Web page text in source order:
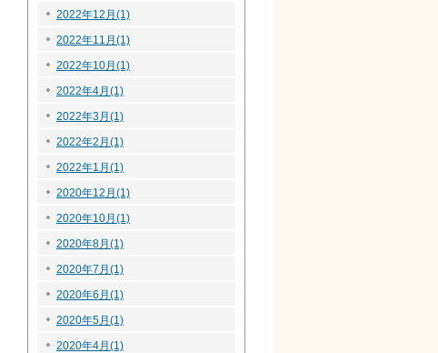
2022年12月(1)
2022年11月(1)
2022年10月(1)
2022年4月(1)
2022年3月(1)
2022年2月(1)
2022年1月(1)
2020年12月(1)
2020年10月(1)
2020年8月(1)
2020年7月(1)
2020年6月(1)
2020年5月(1)
2020年4月(1)